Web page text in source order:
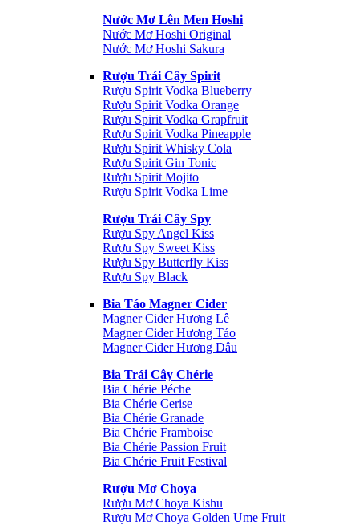
Nước Mơ Lên Men Hoshi
Nước Mơ Hoshi Original
Nước Mơ Hoshi Sakura
Rượu Trái Cây Spirit
Rượu Spirit Vodka Blueberry
Rượu Spirit Vodka Orange
Rượu Spirit Vodka Grapfruit
Rượu Spirit Vodka Pineapple
Rượu Spirit Whisky Cola
Rượu Spirit Gin Tonic
Rượu Spirit Mojito
Rượu Spirit Vodka Lime
Rượu Trái Cây Spy
Rượu Spy Angel Kiss
Rượu Spy Sweet Kiss
Rượu Spy Butterfly Kiss
Rượu Spy Black
Bia Táo Magner Cider
Magner Cider Hương Lê
Magner Cider Hương Táo
Magner Cider Hương Dâu
Bia Trái Cây Chérie
Bia Chérie Péche
Bia Chérie Cerise
Bia Chérie Granade
Bia Chérie Framboise
Bia Chérie Passion Fruit
Bia Chérie Fruit Festival
Rượu Mơ Choya
Rượu Mơ Choya Kishu
Rượu Mơ Choya Golden Ume Fruit